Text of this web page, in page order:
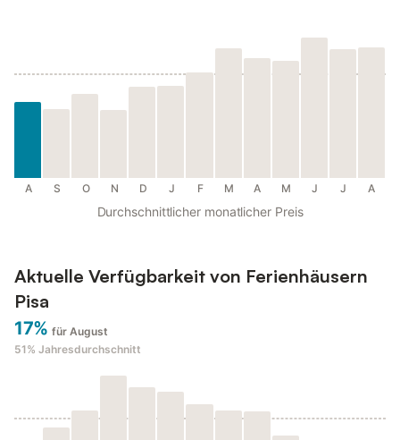
A S O N D J F M A M J J A
Durchschnittlicher monatlicher Preis
Aktuelle Verfügbarkeit von Ferienhäusern
Pisa
17% für August
51% Jahresdurchschnitt